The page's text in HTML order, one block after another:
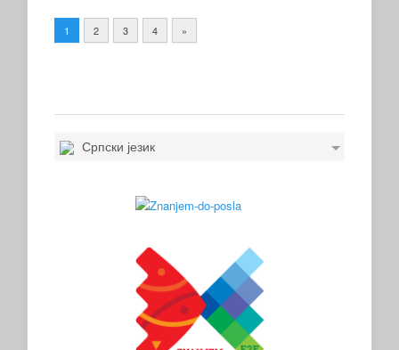
1 2 3 4 »
Српски језик